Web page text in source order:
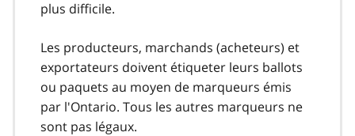
plus difficile.
Les producteurs, marchands (acheteurs) et
exportateurs doivent étiqueter leurs ballots
ou paquets au moyen de marqueurs émis
par l'Ontario. Tous les autres marqueurs ne
sont pas légaux.